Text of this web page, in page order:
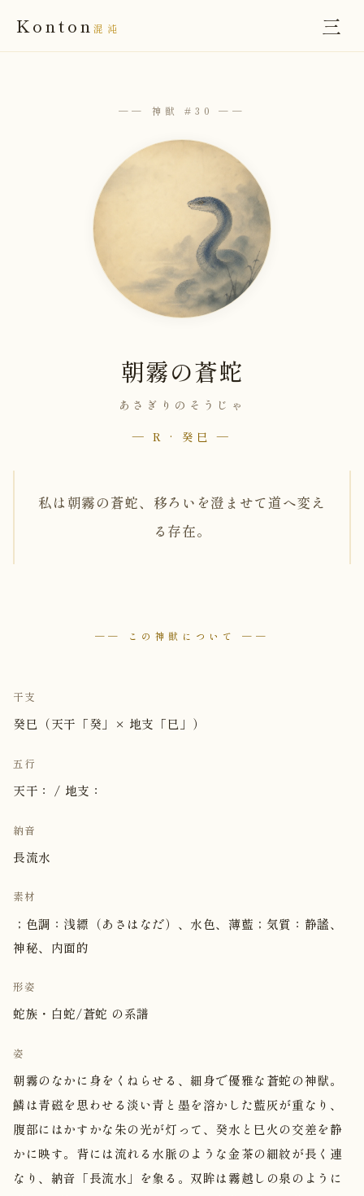
Konton 混沌 三
── 神獣 #30 ──
朝霧の蒼蛇
あさぎりのそうじゃ
— R · 癸巳 —
私は朝霧の蒼蛇、移ろいを澄ませて道へ変え
る存在。
── この神獣について ──
干支
癸巳（天干「癸」× 地支「巳」）
五行
天干： / 地支：
納音
長流水
素材
；色調：浅縹（あさはなだ）、水色、薄藍；気質：静謐、
神秘、内面的
形姿
蛇族・白蛇/蒼蛇 の系譜
姿
朝霧のなかに身をくねらせる、細身で優雅な蒼蛇の神獣。
鱗は青磁を思わせる淡い青と墨を溶かした藍灰が重なり、
腹部にはかすかな朱の光が灯って、癸水と巳火の交差を静
かに映す。背には流れる水脈のような金茶の細紋が長く連
なり、納音「長流水」を象る。双眸は霧越しの泉のように